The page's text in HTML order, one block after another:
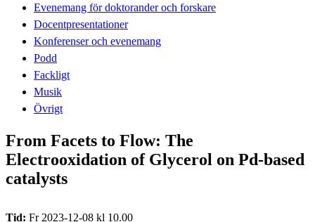
Evenemang för doktorander och forskare
Docentpresentationer
Konferenser och evenemang
Podd
Fackligt
Musik
Övrigt
From Facets to Flow: The
Electrooxidation of Glycerol on Pd-based
catalysts
Tid: Fr 2023-12-08 kl 10.00